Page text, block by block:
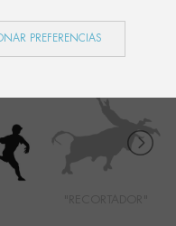
PREFERENCIAS